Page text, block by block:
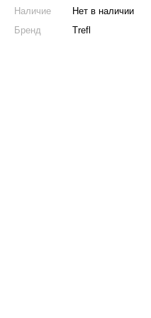
Наличие
Нет в наличии
Бренд
Trefl